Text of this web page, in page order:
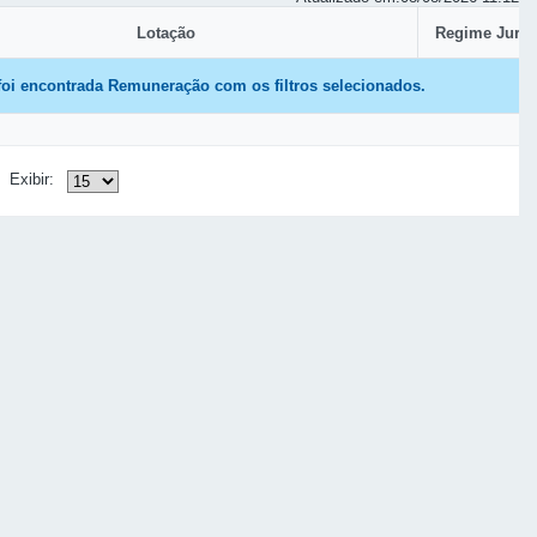
Lotação Regime
encontrada Remuneração com os filtros selecionados.
Exibir: